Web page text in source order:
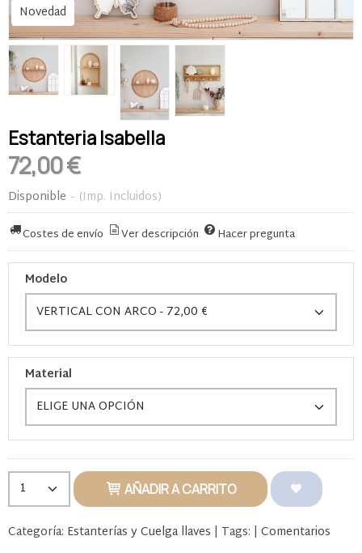
Novedad
Estanteria Isabella
72,00 €
Disponible - (Imp. Incluidos)
Costes de envío Ver descripción Hacer pregunta
Modelo
Material
AÑADIR A CARRITO
Categoría: Estanterías y Cuelga llaves | Tags: | Comentarios